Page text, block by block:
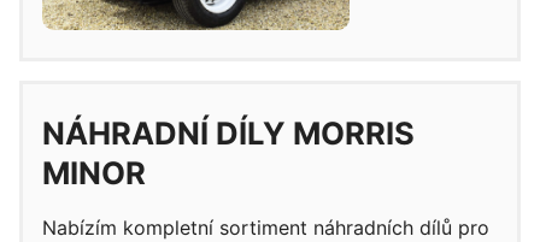
NÁHRADNÍ DÍLY MORRIS
MINOR
Nabízím kompletní sortiment náhradních dílů pro